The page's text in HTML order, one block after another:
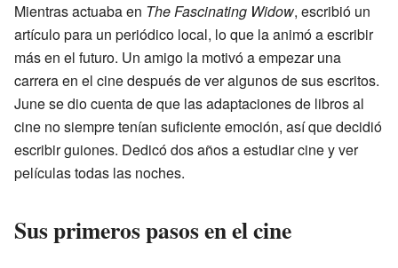
Mientras actuaba en The Fascinating Widow, escribió un
artículo para un periódico local, lo que la animó a escribir
más en el futuro. Un amigo la motivó a empezar una
carrera en el cine después de ver algunos de sus escritos.
June se dio cuenta de que las adaptaciones de libros al
cine no siempre tenían suficiente emoción, así que decidió
escribir guiones. Dedicó dos años a estudiar cine y ver
películas todas las noches.
Sus primeros pasos en el cine